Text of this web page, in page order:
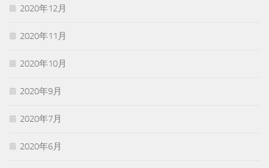
2020年12月
2020年11月
2020年10月
2020年9月
2020年7月
2020年6月